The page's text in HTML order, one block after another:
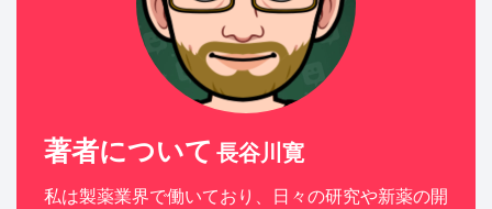
著者について 長谷川寛
私は製薬業界で働いており、日々の研究や新薬の開